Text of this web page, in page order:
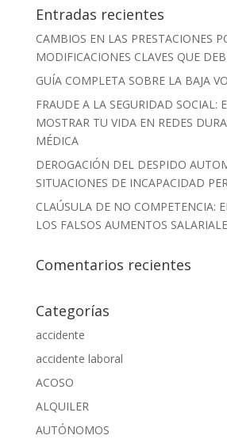
Entradas recientes
CAMBIOS EN LAS PRESTACIONES
MODIFICACIONES CLAVES QUE
GUÍA COMPLETA SOBRE LA BAJA
FRAUDE A LA SEGURIDAD SOCIAL:
MOSTRAR TU VIDA EN REDES
MÉDICA
DEROGACIÓN DEL DESPIDO
SITUACIONES DE INCAPACIDAD
CLAÚSULA DE NO COMPETENCIA:
LOS FALSOS AUMENTOS
Comentarios recientes
Categorías
accidente
accidente laboral
ACOSO
ALQUILER
AUTÓNOMOS